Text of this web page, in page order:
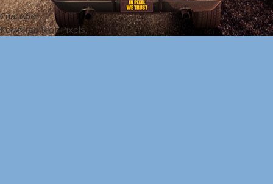
Спасибо!
Команда Riot Pixels.